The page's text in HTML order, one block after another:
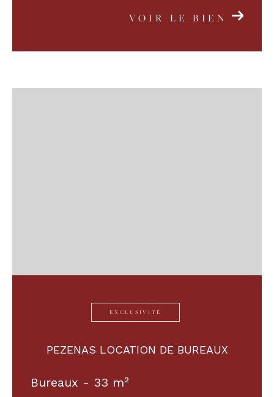
VOIR LE BIEN
EXCLUSIVITÉ
PEZENAS LOCATION DE BUREAUX
Bureaux - 33 m²